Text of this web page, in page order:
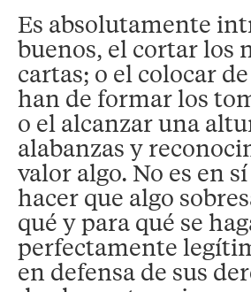
Es absolutamente
buenos, el cortar los
cartas; o el colocar
han de formar los
o el alcanzar una
alabanzas y
valor algo. No es en
hacer que algo
qué y para qué se
perfectamente
en defensa de sus